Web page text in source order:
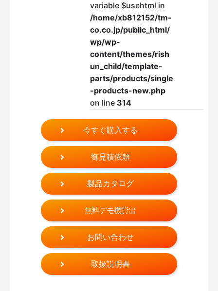
variable $usehtml in
/home/xb812152/tm-
co.co.jp/public_html/
wp/wp-
content/themes/rish
un_child/template-
parts/products/single
-products-new.php
on line 314
今すぐ購入する
御見積依頼
製品カタログ
無料デモ機貸出
お問い合わせ
取扱説明書